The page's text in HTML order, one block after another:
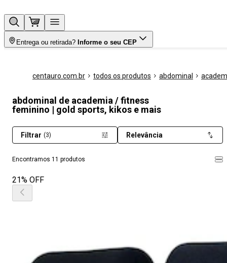
Entrega ou retirada? Informe o seu CEP
centauro.com.br todos os produtos abdominal
abdominal de academia / fitness
feminino | gold sports, kikos e mais
Encontramos 11 produtos
Filtrar (3) Relevância
21% OFF